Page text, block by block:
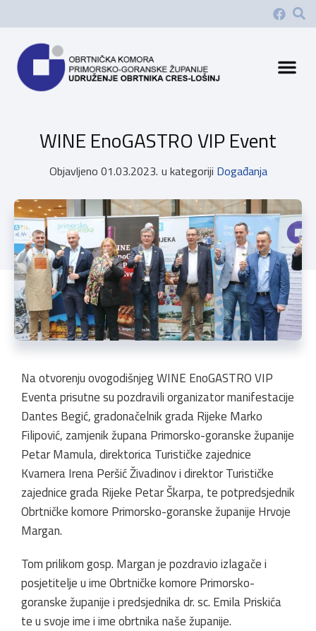
WINE EnoGASTRO VIP Event
Objavljeno 01.03.2023. u kategoriji Događanja
Na otvorenju ovogodišnjeg WINE EnoGASTRO VIP
Eventa prisutne su pozdravili organizator manifestacije
Dantes Begić, gradonačelnik grada Rijeke Marko
Filipović, zamjenik župana Primorsko-goranske županije
Petar Mamula, direktorica Turističke zajednice
Kvarnera Irena Peršić Živadinov i direktor Turističke
zajednice grada Rijeke Petar Škarpa, te potpredsjednik
Obrtničke komore Primorsko-goranske županije Hrvoje
Margan.
Tom prilikom gosp. Margan je pozdravio izlagače i
posjetitelje u ime Obrtničke komore Primorsko-
goranske županije i predsjednika dr. sc. Emila Priskića
te u svoje ime i ime obrtnika naše županije.